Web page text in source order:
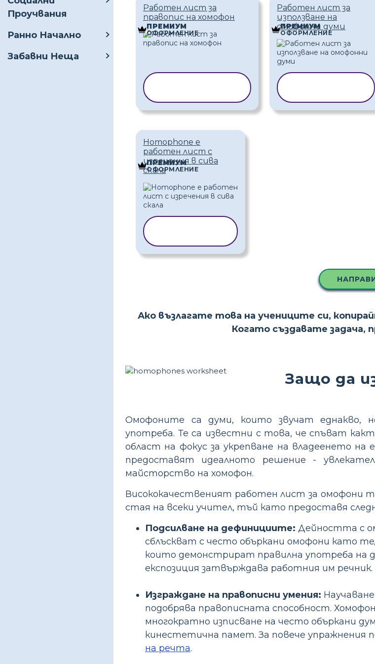
Проучвания
Ранно Начално
Забавни Неща
Работен лист за
правопис на хомофон
ПРЕМИУМ
ОФОРМЛЕНИЕ
Работен лист за
използване на
омофонни думи
ПРЕМИУМ
ОФОРМЛЕНИЕ
Homophone е
работен лист с
изречения в сива
скала
ПРЕМИУМ
ОФОРМЛЕНИЕ
Ако възлагате това на учениците си,
Когато създавате задача,
Защо да
Омофоните са думи, които звучат еднакво,
употреба. Те са известни с това, че спъват
област на фокус за укрепване на владеенето
предоставят идеалното решение -
майсторство на хомофон.
Висококачественият работен лист за омофони
стая на всеки учител, тъй като предоставя
Подсилване на дефинициите: Дейността с
сблъскват с често объркани омофони като
които демонстрират правилна употреба на
експозиция затвърждава работния им речник.
Изграждане на правописни умения:
подобрява правописната способност.
многократно изписване на често объркани
кинестетична памет. За повече
на речта.